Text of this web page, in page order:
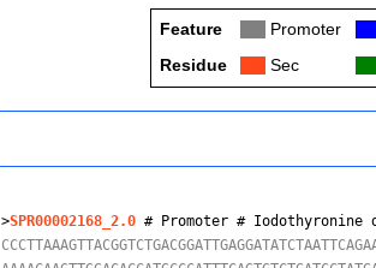
Feature Promoter
Residue
Sec
>SPR00002168_2.0 # Promoter #